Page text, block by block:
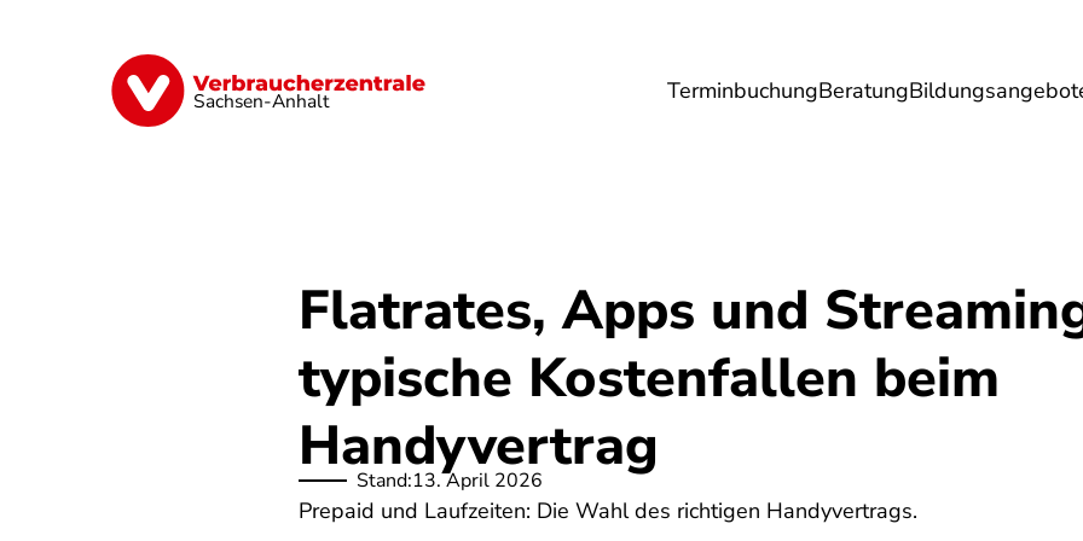
Sachsen-Anhalt TerminbuchungBeratung
Finanzen Digitales Lebensmittel Gesundheit Energie
Flatrates, Apps und
typische Kostenfallen beim
Handyvertrag
Stand:13. April 2026
Prepaid und Laufzeiten: Die Wahl des richtigen Handyvertrags.